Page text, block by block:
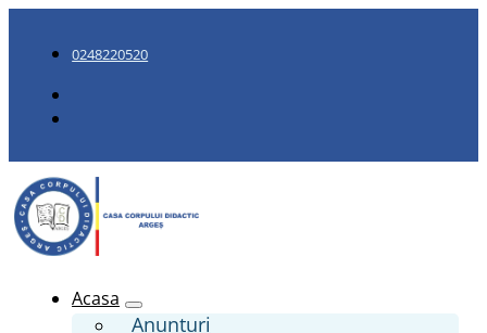
0248220520
Acasa
Anunturi